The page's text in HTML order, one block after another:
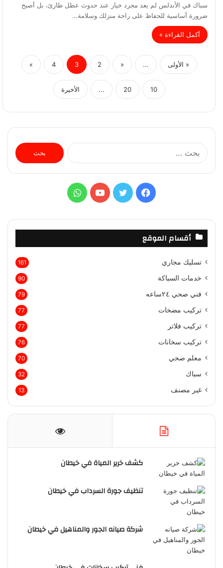
سباك في الأندلس لم يعد مجرد خيار عند حدوث عطل طارئ، بل أصبح
ضرورة أساسية للحفاظ على راحة منزلك وسلامة…
أكمل القراءة »
« الأولى ...
«
2
3
4
»
10
20
... الأخيرة
البحث
عن:
فيسبوكتويتر يوتيوب واتساب
أقسام الموقع
تسليك مجاري 161
خدمات السباكة 90
فني صحي ٢٤ساعه 79
تركيب مضخات 77
تركيب فلاتر 77
تركيب سخانات 76
معلم صحي 70
سباك 32
غير مصنف 13
كشف خرير المياة في خيطان
تنظيف جورة السرداب في خيطان
شركة صيانه الجور والمناهيل في خيطان